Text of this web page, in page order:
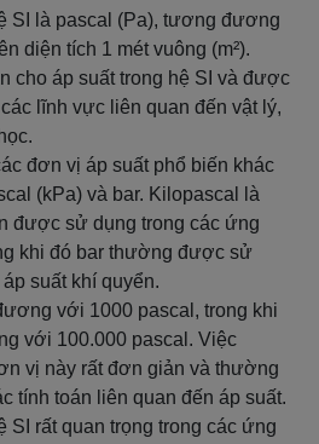
SI là pascal (Pa), tương đương
diện tích 1 mét vuông (m²).
cho áp suất trong hệ SI và được
lĩnh vực liên quan đến vật lý,
đơn vị áp suất phổ biến khác
(kPa) và bar. Kilopascal là
được sử dụng trong các ứng
khi đó bar thường được sử
suất khí quyển.
với 1000 pascal, trong khi
với 100.000 pascal. Việc
vị này rất đơn giản và thường
tính toán liên quan đến áp suất.
SI rất quan trọng trong các ứng